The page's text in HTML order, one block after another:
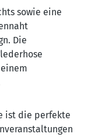
sowie eine
Die
ist die perfekte